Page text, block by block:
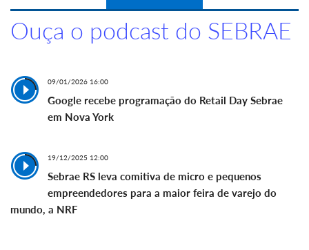
Ouça o podcast do SEBRAE
09/01/2026 16:00
Google recebe programação do Retail Day Sebrae
em Nova York
19/12/2025 12:00
Sebrae RS leva comitiva de micro e pequenos
empreendedores para a maior feira de varejo do
mundo, a NRF